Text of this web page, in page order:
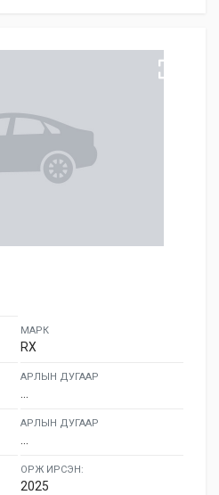
МАРК
RX
АРЛЫН ДУГААР
АРЛЫН ДУГААР
ОРЖ ИРСЭН:
2025